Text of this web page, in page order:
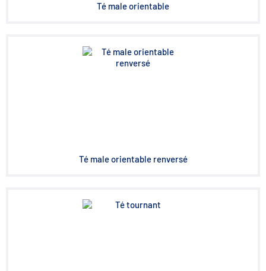
Té male orientable
Té male orientable renversé